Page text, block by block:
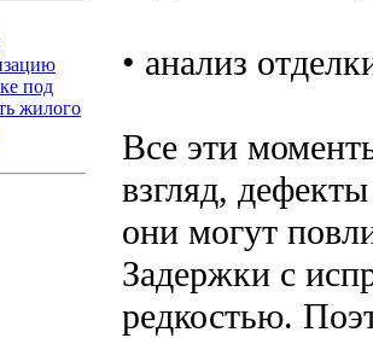
под
жилого
• анализ
Все эти
взгляд,
они могут
Задержки с
редкостью.